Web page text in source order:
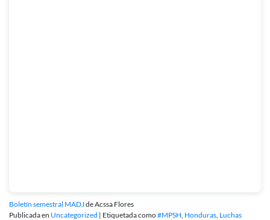
Boletín semestral MADJde Acssa Flores
Publicada en Uncategorized | Etiquetada como#MPSH Honduras Luchas